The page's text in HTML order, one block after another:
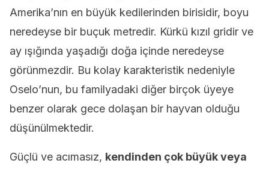
Amerika’nın en büyük kedilerinden birisidir, boyu
neredeyse bir buçuk metredir. Kürkü kızıl gridir ve
ay ışığında yaşadığı doğa içinde neredeyse
görünmezdir. Bu kolay karakteristik nedeniyle
Oselo’nun, bu familyadaki diğer birçok üyeye
benzer olarak gece dolaşan bir hayvan olduğu
düşünülmektedir.
Güçlü ve acımasız, kendinden çok büyük veya